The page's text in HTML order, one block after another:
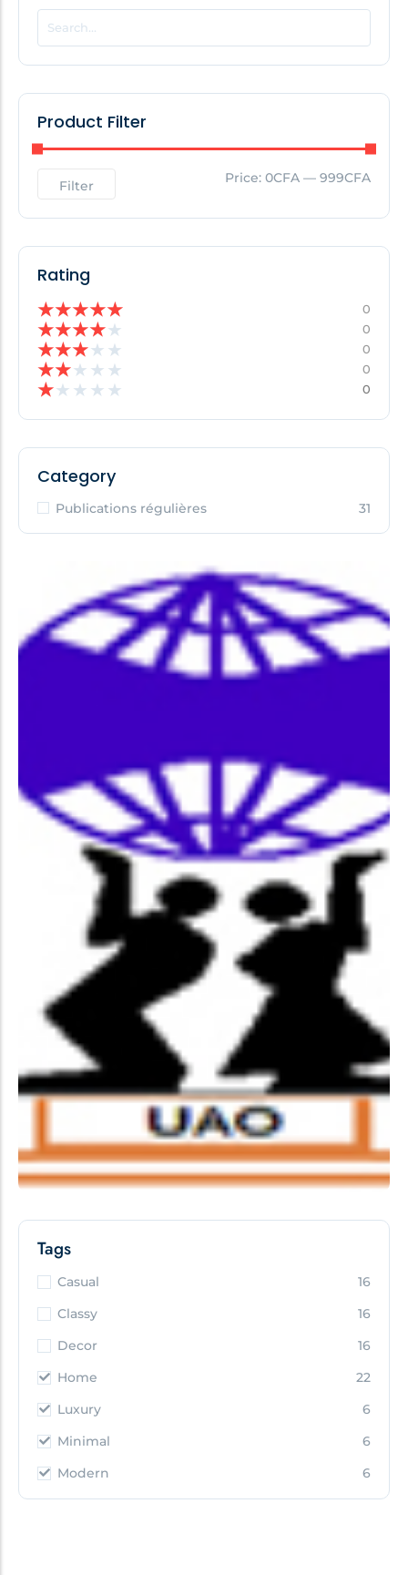
POPULAR THIS WEEK
No Posts Found!
No Posts Found!
Product Filter
Filter Price: 0CFA — 999CFA
Rating
★★★★★ 0
★★★★★ 0
★★★★ ★ 0
★★★ ★ ★ 0
★★ ★ ★ ★ 0
Category
Publications régulières 31
Tags
Casual
16
Classy
16
Decor
16
Home
22
Luxury
6
Minimal
6
Modern
6